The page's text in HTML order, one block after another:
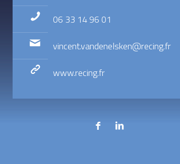
06 33 14 96 01
vincent.vandenelsken@recing.fr
www.recing.fr